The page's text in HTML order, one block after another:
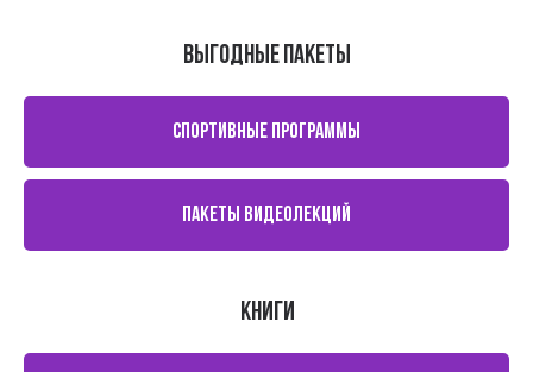
выгодные пакеты
СПОРТИВНЫЕ ПРОГРАММЫ
ПАКЕТЫ ВИДЕОЛЕКЦИЙ
книги